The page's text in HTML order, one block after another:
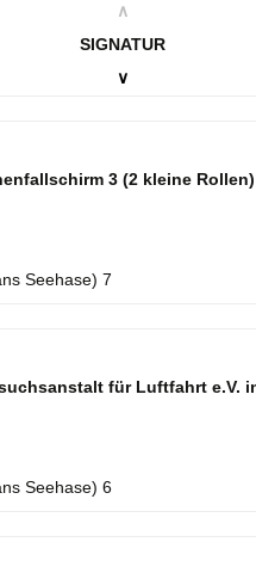
∧
SIGNATUR
∨
3 (2 kleine Rollen)
Seehase) 7
für Luftfahrt e.V.
Seehase) 6